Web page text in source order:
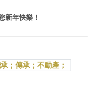
新年快樂！
；傳承；不動產；